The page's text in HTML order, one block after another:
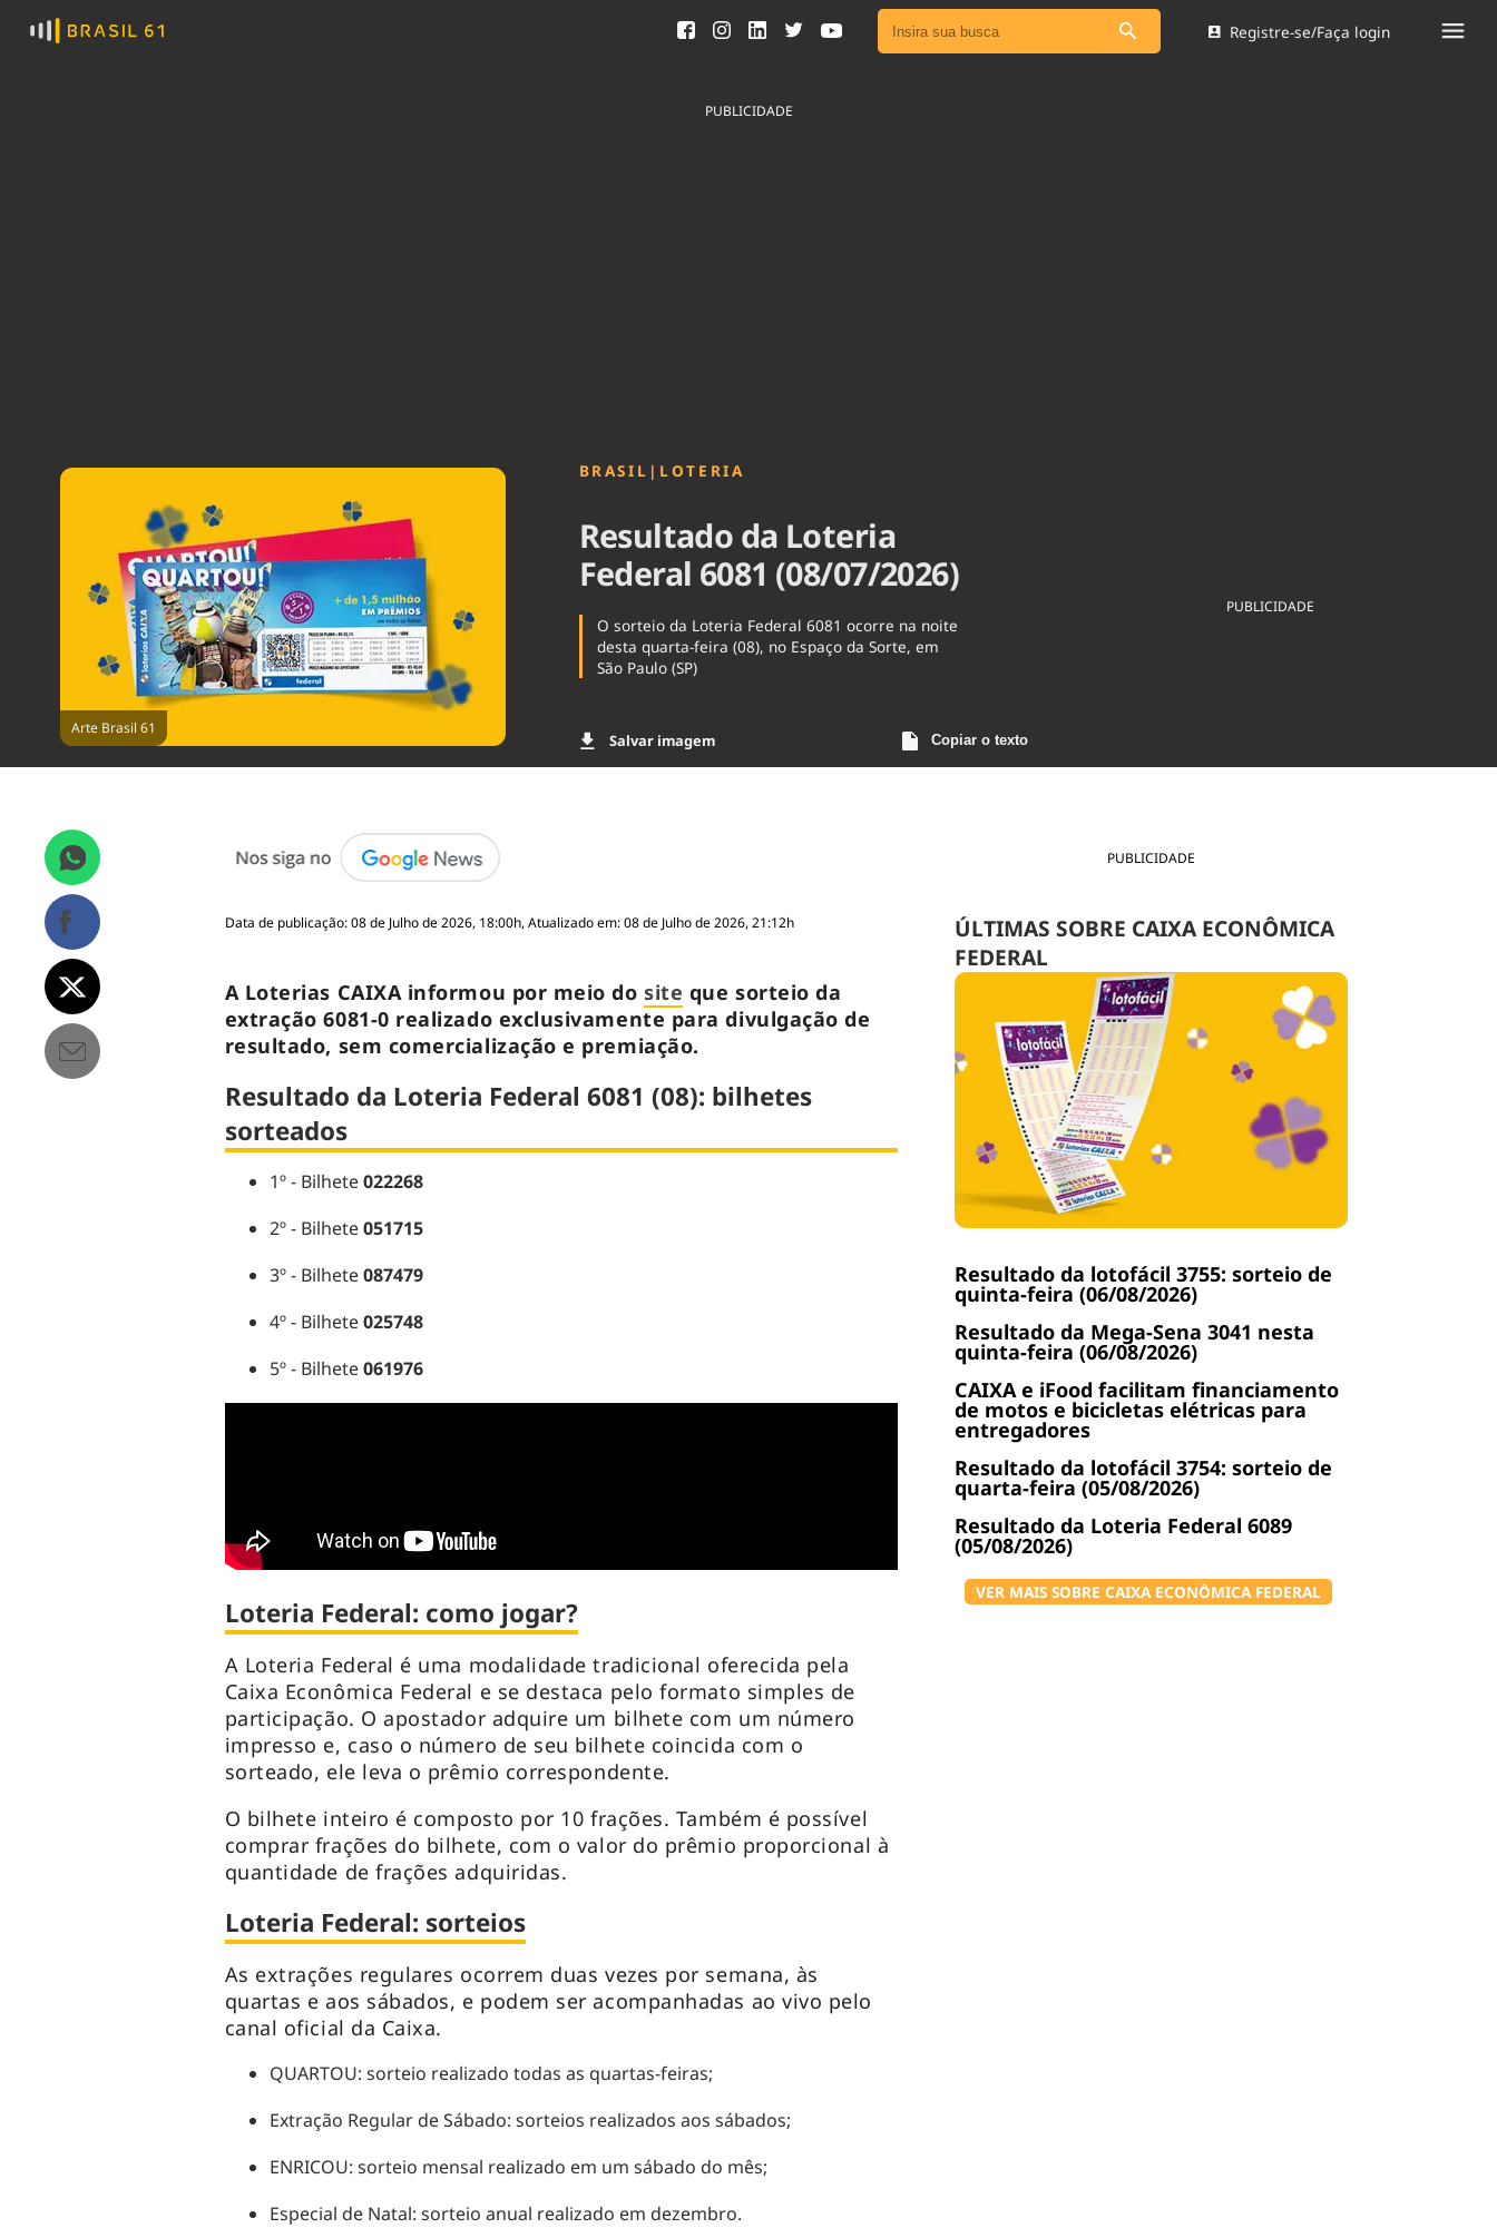
Ver todas as notícias
Brasil Mineral
Ciência & Tecnologia
Cinema
Comportamento
Registre-se/Faça login
PUBLICIDADE
Arte Brasil 61
BRASIL | LOTERIA
Resultado da Loteria
Federal 6081 (08/07/2026)
O sorteio da Loteria Federal 6081 ocorre na noite
desta quarta-feira (08), no Espaço da Sorte, em
São Paulo (SP)
Salvar imagem Copiar o texto
PUBLICIDADE
PUBLICIDADE
ÚLTIMAS SOBRE CAIXA ECONÔMICA
FEDERAL
Resultado da lotofácil 3755: sorteio de
quinta-feira (06/08/2026)
Resultado da Mega-Sena 3041 nesta
quinta-feira (06/08/2026)
CAIXA e iFood facilitam financiamento
de motos e bicicletas elétricas para
entregadores
Resultado da lotofácil 3754: sorteio de
quarta-feira (05/08/2026)
Resultado da Loteria Federal 6089
(05/08/2026)
VER MAIS SOBRE CAIXA ECONÔMICA FEDERAL
Data de publicação: 08 de Julho de 2026, 18:00h, Atualizado em: 08 de Julho de 2026, 21:12h
A Loterias CAIXA informou por meio dosite que sorteio da
extração 6081-0 realizado exclusivamente para divulgação de
resultado, sem comercialização e premiação.
Resultado da Loteria Federal 6081 (08): bilhetes
sorteados
1º - Bilhete022268
2º - Bilhete051715
3º - Bilhete087479
4º - Bilhete025748
5º - Bilhete061976
Loteria Federal: como jogar?
A Loteria Federal é uma modalidade tradicional oferecida pela
Caixa Econômica Federal e se destaca pelo formato simples de
participação. O apostador adquire um bilhete com um número
impresso e, caso o número de seu bilhete coincida com o
sorteado, ele leva o prêmio correspondente.
O bilhete inteiro é composto por 10 frações. Também é possível
comprar frações do bilhete, com o valor do prêmio proporcional à
quantidade de frações adquiridas.
Loteria Federal: sorteios
As extrações regulares ocorrem duas vezes por semana, às
quartas e aos sábados, e podem ser acompanhadas ao vivo pelo
canal oficial da Caixa.
QUARTOU: sorteio realizado todas as quartas-feiras;
Extração Regular de Sábado: sorteios realizados aos sábados;
ENRICOU: sorteio mensal realizado em um sábado do mês;
Especial de Natal: sorteio anual realizado em dezembro.